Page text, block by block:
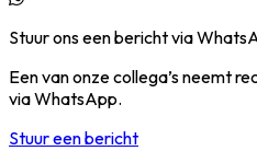
Stuur ons een bericht via
Een van onze collega’s neemt
via WhatsApp.
Stuur een bericht